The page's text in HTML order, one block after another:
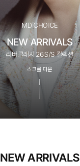
MD CHOICE
NEW ARRIVALS
리버클래시 26S/S 컬렉션
스크롤 다운
NEW ARRIVALS